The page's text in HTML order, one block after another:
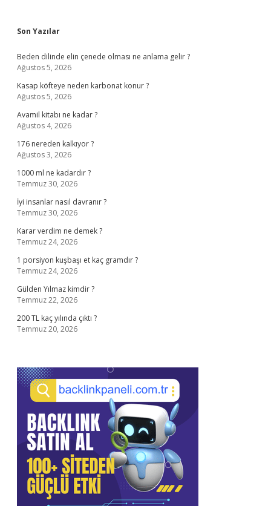
Sidebar
Son Yazılar
Beden dilinde elin çenede olması ne anlama gelir ?
Ağustos 5, 2026
Kasap köfteye neden karbonat konur ?
Ağustos 5, 2026
Avamil kitabı ne kadar ?
Ağustos 4, 2026
176 nereden kalkıyor ?
Ağustos 3, 2026
1000 ml ne kadardır ?
Temmuz 30, 2026
İyi insanlar nasıl davranır ?
Temmuz 30, 2026
Karar verdim ne demek ?
Temmuz 24, 2026
1 porsiyon kuşbaşı et kaç gramdır ?
Temmuz 24, 2026
Gülden Yılmaz kimdir ?
Temmuz 22, 2026
200 TL kaç yılında çıktı ?
Temmuz 20, 2026